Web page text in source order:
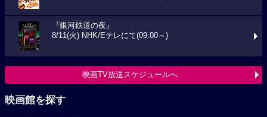
『銀河鉄道の夜』
8/11(火) NHK/Eテレにて(09:00～)
映画TV放送スケジュールへ
映画館を探す